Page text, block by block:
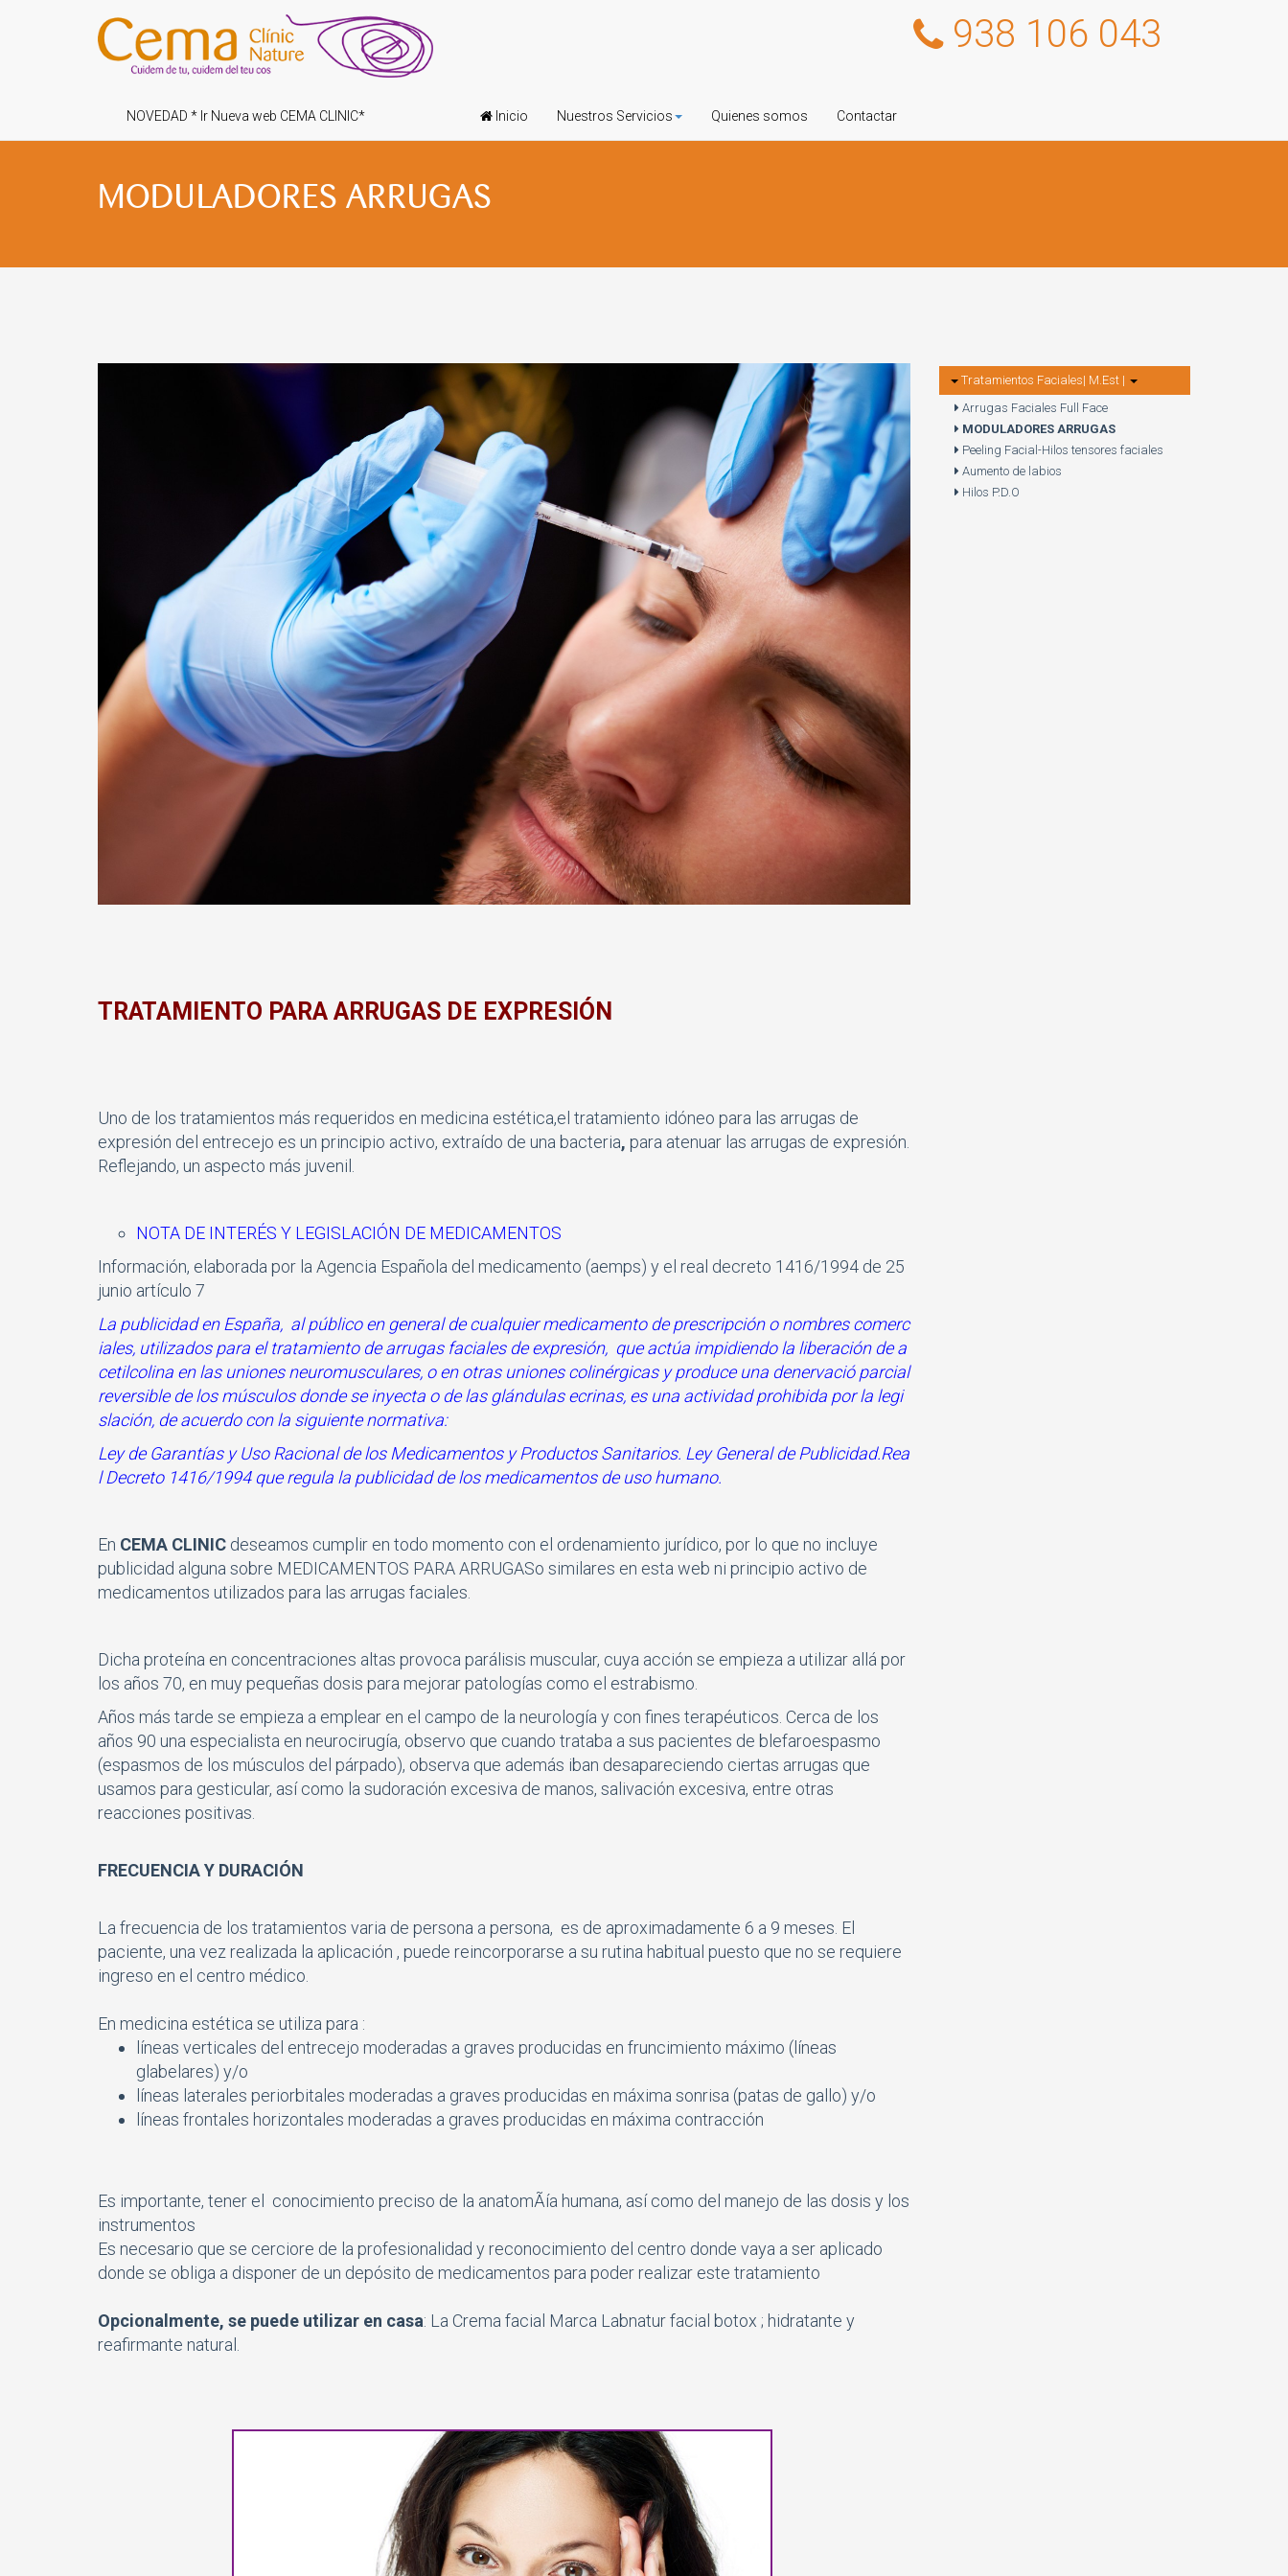
938 106 043
NOVEDAD * Ir Nueva web CEMA CLINIC* Inicio Nuestros Servicios Quienes somos Contactar
MODULADORES ARRUGAS
TRATAMIENTO PARA ARRUGAS DE EXPRESIÓN
Uno de los tratamientos más requeridos en medicina estética,el tratamiento idóneo para las arrugas de
expresión del entrecejo es un principio activo, extraí­do de una bacteria, para atenuar las arrugas de expresión.
Reflejando, un aspecto más juvenil.
NOTA DE INTERÉS Y LEGISLACIÓN DE MEDICAMENTOS
Información, elaborada por la Agencia Española del medicamento (aemps) y el real decreto 1416/1994 de 25
junio artí­culo 7
La publicidad en España, al público en general de cualquier medicamento de prescripción o nombres comerc
iales, utilizados para el tratamiento de arrugas faciales de expresión, que actúa impidiendo la liberación de a
cetilcolina en las uniones neuromusculares, o en otras uniones colinérgicas y produce una denervació parcial
reversible de los músculos donde se inyecta o de las glándulas ecrinas, es una actividad prohibida por la legi
slación, de acuerdo con la siguiente normativa:
Ley de Garantí­as y Uso Racional de los Medicamentos y Productos Sanitarios. Ley General de Publicidad.Rea
l Decreto 1416/1994 que regula la publicidad de los medicamentos de uso humano.
En CEMA CLINIC deseamos cumplir en todo momento con el ordenamiento jurí­dico, por lo que no incluye
publicidad alguna sobre MEDICAMENTOS PARA ARRUGASo similares en esta web ni principio activo de
medicamentos utilizados para las arrugas faciales.
Dicha proteína en concentraciones altas provoca parálisis muscular, cuya acción se empieza a utilizar allá por
los años 70, en muy pequeñas dosis para mejorar patologí­as como el estrabismo.
Años más tarde se empieza a emplear en el campo de la neurología y con fines terapéuticos. Cerca de los
años 90 una especialista en neurocirugí­a, observo que cuando trataba a sus pacientes de blefaroespasmo
(espasmos de los músculos del párpado), observa que además iban desapareciendo ciertas arrugas que
usamos para gesticular, así­ como la sudoración excesiva de manos, salivación excesiva, entre otras
reacciones positivas.
FRECUENCIA Y DURACIÓN
La frecuencia de los tratamientos varia de persona a persona, es de aproximadamente 6 a 9 meses. El
paciente, una vez realizada la aplicación , puede reincorporarse a su rutina habitual puesto que no se requiere
ingreso en el centro médico.
En medicina estética se utiliza para :
lí­neas verticales del entrecejo moderadas a graves producidas en fruncimiento máximo (líneas
glabelares) y/o
líneas laterales periorbitales moderadas a graves producidas en máxima sonrisa (patas de gallo) y/o
lí­neas frontales horizontales moderadas a graves producidas en máxima contracción
Es importante, tener el conocimiento preciso de la anatomÃía humana, así­ como del manejo de las dosis y los
instrumentos
Es necesario que se cerciore de la profesionalidad y reconocimiento del centro donde vaya a ser aplicado
donde se obliga a disponer de un depósito de medicamentos para poder realizar este tratamiento
Opcionalmente, se puede utilizar en casa: La Crema facial Marca Labnatur facial botox ; hidratante y
reafirmante natural.
Tratamientos Faciales| M.Est |
Arrugas Faciales Full Face
MODULADORES ARRUGAS
Peeling Facial-Hilos tensores faciales
Aumento de labios
Hilos P.D.O